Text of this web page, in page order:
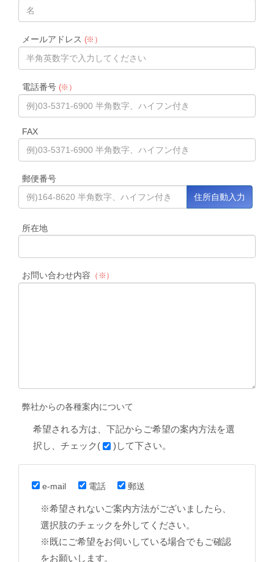
メールアドレス (※）
電話番号(※）
FAX
郵便番号
所在地
お問い合わせ内容 （※）
弊社からの各種案内について
希望される方は、下記からご希望の案内方法を選
択し、チェック(
)して下さい。
e-mail 電話 郵送
※希望されないご案内方法がございましたら、
選択肢のチェックを外してください。
※既にご希望をお伺いしている場合でもご確認
をお願いします。